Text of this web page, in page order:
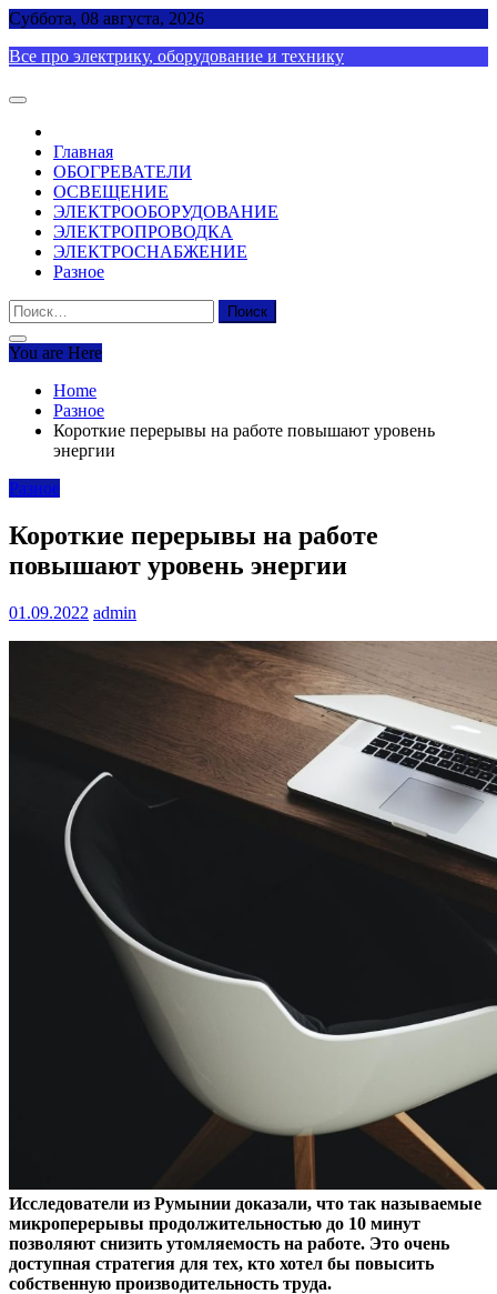
Skip
content
Суббота, 08 августа, 2026
Все про электрику, оборудование и технику
Главная
ОБОГРЕВАТЕЛИ
ОСВЕЩЕНИЕ
ЭЛЕКТРООБОРУДОВАНИЕ
ЭЛЕКТРОПРОВОДКА
ЭЛЕКТРОСНАБЖЕНИЕ
Разное
Найти:
You are Here
Home
Разное
Короткие перерывы на работе повышают уровень
энергии
Разное
Короткие перерывы на работе
повышают уровень энергии
01.09.2022 admin
Исследователи из Румынии доказали, что так называемые
микроперерывы продолжительностью до 10 минут
позволяют снизить утомляемость на работе. Это очень
доступная стратегия для тех, кто хотел бы повысить
собственную производительность труда.